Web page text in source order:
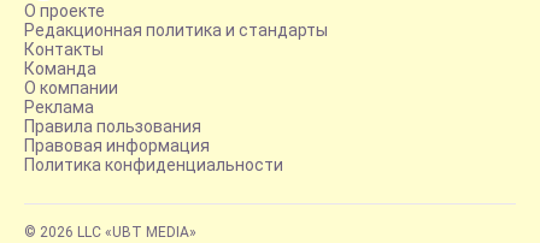
О проекте
Редакционная политика и стандарты
Контакты
Команда
О компании
Реклама
Правила пользования
Правовая информация
Политика конфиденциальности
© 2026 LLC «UBT MEDIA»